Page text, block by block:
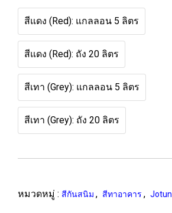
สีแดง (Red): แกลลอน 5 ลิตร
สีแดง (Red): ถัง 20 ลิตร
สีเทา (Grey): แกลลอน 5 ลิตร
สีเทา (Grey): ถัง 20 ลิตร
หมวดหมู่ : สีกันสนิม , สีทาอาคาร , Jotun